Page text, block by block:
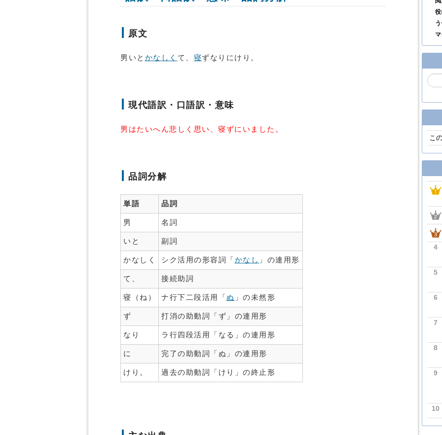
原文
男いと かなしく て、 寝ずなりにけり。
現代語訳・口語訳・意味
男はたいへん悲しく思い、寝ずにいました。
品詞分解
単語 品詞
男 名詞
いと 副詞
かなしく シク活用の形容詞「 かなし 」の連用形
て、 接続助詞
寝（ね） ナ行下二段活用「 ぬ 」の未然形
ず 打消の助動詞「ず」の連用形
なり ラ行四段活用「なる」の連用形
に 完了の助動詞「ぬ」の連用形
けり。 過去の助動詞「けり」の終止形
こ
4
5
6
7
8
9
10